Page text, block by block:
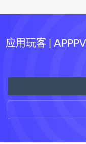
应用玩客 |